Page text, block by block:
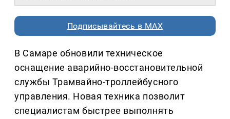
Подписывайтесь в MAX
В Самаре обновили техническое
оснащение аварийно-восстановительной
службы Трамвайно-троллейбусного
управления. Новая техника позволит
специалистам быстрее выполнять